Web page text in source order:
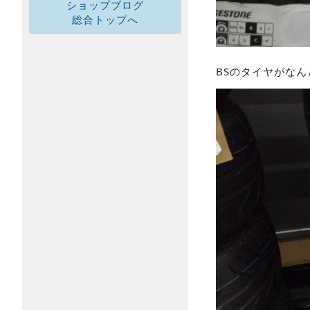
ショップブログ
総合トップへ
BSのタイヤがなん